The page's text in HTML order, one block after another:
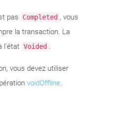
pas Completed , vous
la transaction. La
l’état Voided .
vous devez utiliser
voidOffline.